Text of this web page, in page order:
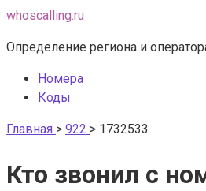
Перейти
контенту
whoscalling.ru
Определение региона и
Номера
Коды
Главная > 922 > 1732533
Кто звонил с